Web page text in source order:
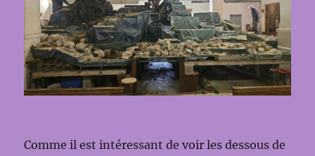
Comme il est intéressant de voir les dessous de